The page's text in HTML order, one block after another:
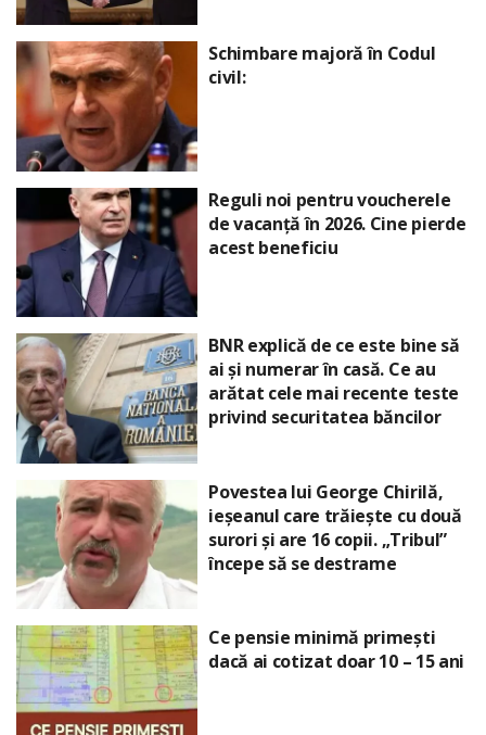
Schimbare majoră în Codul
civil:
Reguli noi pentru voucherele
de vacanță în 2026. Cine pierde
acest beneficiu
BNR explică de ce este bine să
ai și numerar în casă. Ce au
arătat cele mai recente teste
privind securitatea băncilor
Povestea lui George Chirilă,
ieșeanul care trăiește cu două
surori și are 16 copii. „Tribul”
începe să se destrame
Ce pensie minimă primești
dacă ai cotizat doar 10 – 15 ani